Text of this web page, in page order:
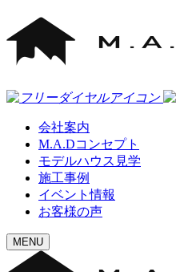
会社案内
M.A.Dコンセプト
モデルハウス見学
施工事例
イベント情報
お客様の声
MENU